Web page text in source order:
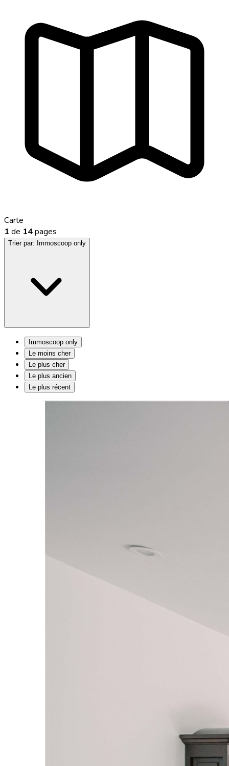
Carte
1 de 14pages
Trier par: Immoscoop only
Immoscoop only
Le moins cher
Le plus cher
Le plus ancien
Le plus récent